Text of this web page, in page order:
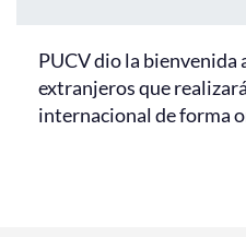
PUCV dio la bienvenida
extranjeros que
internacional de forma